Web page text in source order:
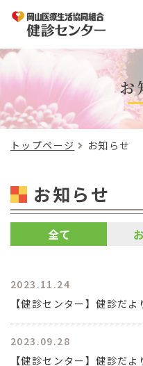
お
トップページ お知らせ
お知らせ
全て
2023.11.24
【健診センター】健診だ
2023.09.28
【健診センター】健診だ